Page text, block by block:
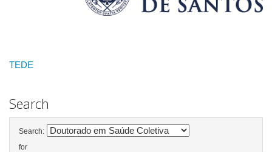
TEDE
Search
Search:
for